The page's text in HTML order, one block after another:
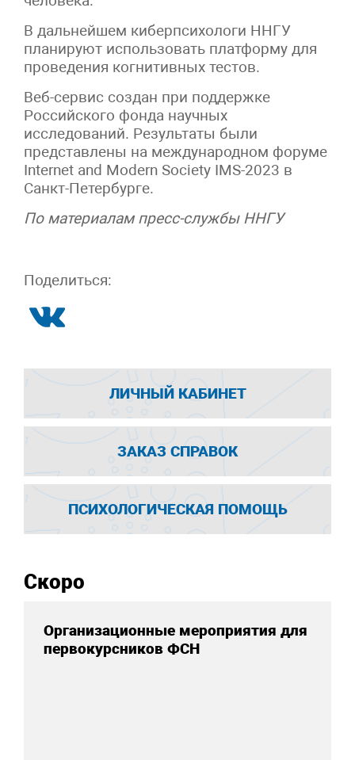
В дальнейшем киберпсихологи ННГУ
планируют использовать платформу для
проведения когнитивных тестов.
Веб-сервис создан при поддержке
Российского фонда научных
исследований. Результаты были
представлены на международном форуме
Internet and Modern Society IMS-2023 в
Санкт-Петербурге.
По материалам пресс-службы ННГУ
Поделиться:
ЛИЧНЫЙ КАБИНЕТ
ЗАКАЗ СПРАВОК
ПСИХОЛОГИЧЕСКАЯ ПОМОЩЬ
Скоро
Организационные мероприятия для
первокурсников ФСН